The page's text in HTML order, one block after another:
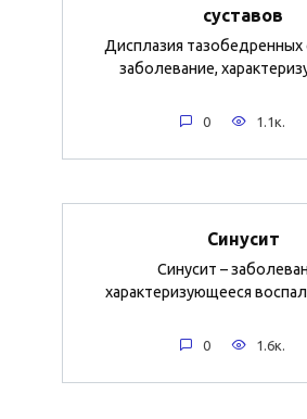
суставов
Дисплазия тазобедренных
заболевание,
0 1.1к.
Синусит
Синусит –
характеризующееся
0 1.6к.